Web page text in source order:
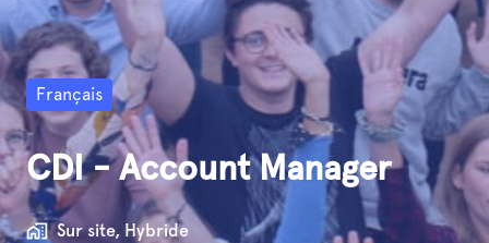
Français
CDI - Account Manager
Sur site, Hybride